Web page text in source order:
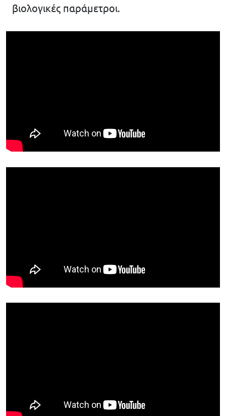
βιολογικές παράμετροι.